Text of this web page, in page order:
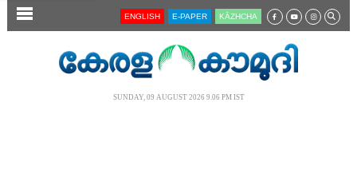
SECTIONS ENGLISH E-PAPER KĀZHCHA
SUNDAY, 09 AUGUST 2026 9.06 PM IST